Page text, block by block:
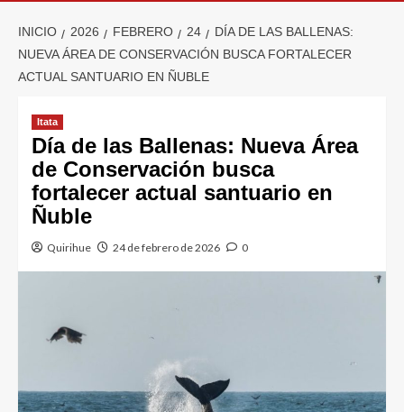
INICIO 2026 FEBRERO 24
DÍA DE LAS BALLENAS:
NUEVA ÁREA DE CONSERVACIÓN BUSCA FORTALECER
ACTUAL SANTUARIO EN ÑUBLE
Itata
Día de las Ballenas: Nueva Área
de Conservación busca
fortalecer actual santuario en
Ñuble
Quirihue 24 de febrero de 2026 0